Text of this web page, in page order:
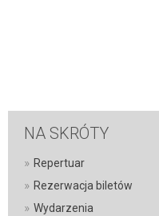
NA SKRÓTY
» Repertuar
» Rezerwacja biletów
» Wydarzenia